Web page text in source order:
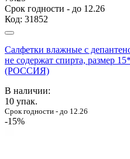
Срок годности - до 12.26
Код: 31852
Салфетки влажные с
не содержат спирта, размер
(РОССИЯ)
В наличии:
10 упак.
Срок годности - до 12.26
-15%